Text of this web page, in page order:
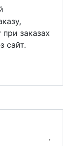
заказах
сайт.